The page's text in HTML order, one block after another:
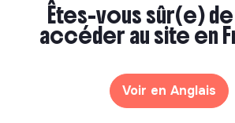
Êtes-vous sûr(e)
accéder au site en
Voir en Anglais